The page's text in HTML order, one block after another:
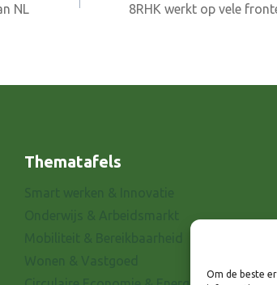
Om de beste
NL 8RHK werkt op vele
Thematafels